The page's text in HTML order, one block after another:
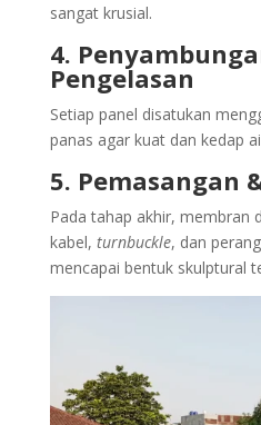
sangat krusial.
4.
Pengelasan
Setiap panel disatukan
panas agar kuat dan kedap
5. Pemasangan
Pada tahap akhir, membran
kabel, turnbuckle, dan
mencapai bentuk skulptural